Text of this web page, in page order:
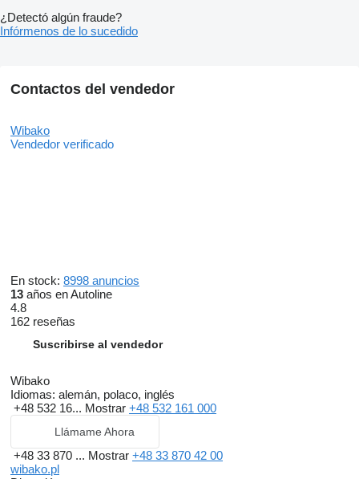
¿Detectó algún fraude?
Infórmenos de lo sucedido
Contactos del vendedor
Wibako
Vendedor verificado
En stock: 8998 anuncios
13 años en Autoline
4.8
162 reseñas
Suscribirse al vendedor
Wibako
Idiomas: alemán, polaco, inglés
+48 532 16... Mostrar +48 532 161 000
Llámame Ahora
+48 33 870 ... Mostrar +48 33 870 42 00
wibako.pl